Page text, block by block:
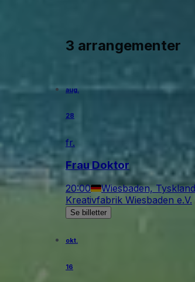
3 arrangementer
aug.
28
fr.
Frau Doktor
20:00 Wiesbaden, Tyskland
Kreativfabrik Wiesbaden e.V.
Se billetter
okt.
16